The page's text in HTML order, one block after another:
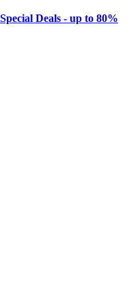
Deals - up to 80%